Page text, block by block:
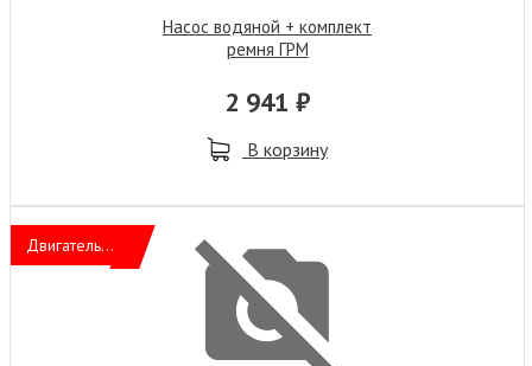
Насос водяной + комплект
ремня ГРМ
2 941 ₽
В корзину
Двигатель...